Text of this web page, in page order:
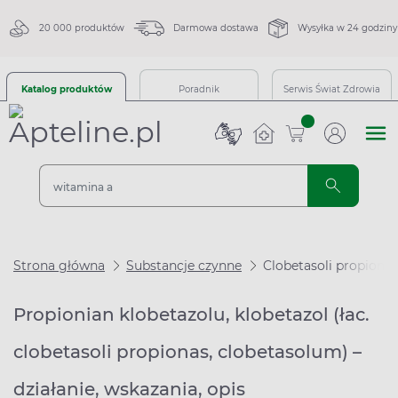
20 000 produktów Darmowa dostawa Wysyłka w 24 godziny
Katalog produktów Poradnik Serwis Świat Zdrowia
sztuk
Strona główna Substancje czynne Clobetasoli propionas
Propionian klobetazolu, klobetazol (łac.
clobetasoli propionas, clobetasolum) –
działanie, wskazania, opis